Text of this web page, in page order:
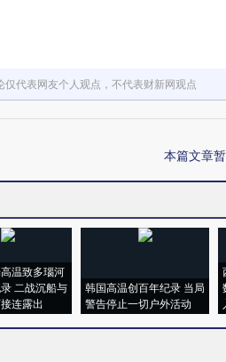
仅代表网友个人观点，不代表财新网观点
本篇文章
温致多瑙河
二战沉船与
连露出
韩国高温创百年纪录 当局
警告停止一切户外活动